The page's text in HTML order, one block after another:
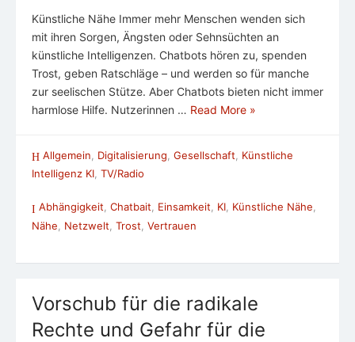
Künstliche Nähe Immer mehr Menschen wenden sich
mit ihren Sorgen, Ängsten oder Sehnsüchten an
künstliche Intelligenzen. Chatbots hören zu, spenden
Trost, geben Ratschläge – und werden so für manche
zur seelischen Stütze. Aber Chatbots bieten nicht immer
harmlose Hilfe. Nutzerinnen … Read More »
Allgemein Digitalisierung Gesellschaft
Künstliche
Intelligenz KI, TV/Radio
Abhängigkeit, Chatbait, Einsamkeit, KI, Künstliche Nähe,
Nähe
Netzwelt Trost Vertrauen
Vorschub für die radikale
Rechte und Gefahr für die